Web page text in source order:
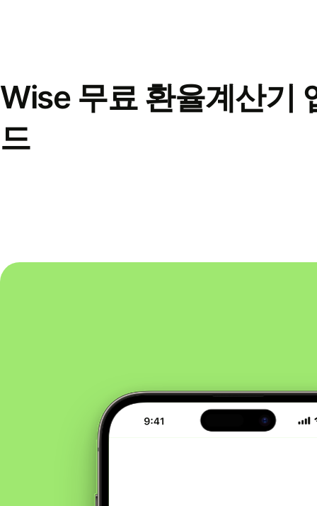
Wise 무료 환율계산기
드